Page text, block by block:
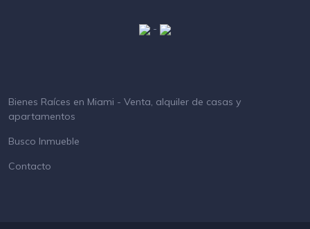
-
Bienes Raíces en Miami - Venta, alquiler de casas y
apartamentos
Busco Inmueble
Contacto